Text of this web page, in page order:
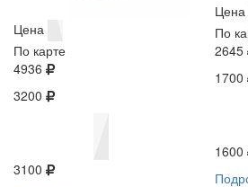
Цена
По карте
4936
3200
3100
Цена
По
2645
1700
1600